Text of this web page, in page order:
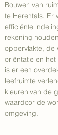
Bouwen van
te Herentals. Er
efficiënte
rekening
oppervlakte, de
oriëntatie en
is er een
leefruimte
kleuren van de
waardoor de
omgeving.